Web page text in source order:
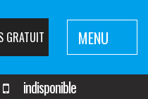
GRATUIT MENU
indisponible